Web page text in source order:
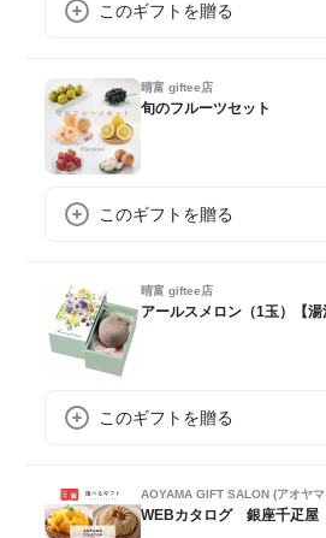
このギフトを贈る
晴富 giftee店
旬のフルーツセット
このギフトを贈る
晴富 giftee店
アールスメロン（1玉）【湯
このギフトを贈る
AOYAMA GIFT SALON (アオヤ